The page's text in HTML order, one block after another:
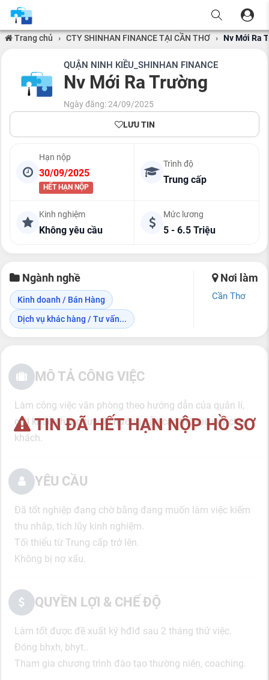
Trang chủ › CTY SHINHAN FINANCE TẠI CẦN THƠ › Nv Mới Ra
QUẬN NINH KIỀU_SHINHAN FINANCE
Nv Mới Ra Trường
Ngày đăng: 24/09/2025
LƯU TIN
Hạn nộp
30/09/2025
HẾT HẠN NỘP
Trình độ
Trung cấp
Kinh nghiệm
Không yêu cầu
Mức lương
5 - 6.5 Triệu
Ngành nghề
Kinh doanh / Bán Hàng
Dịch vụ khác hàng / Tư vấn...
Nơi làm
Cần Thơ
TIN ĐÃ HẾT HẠN NỘP HỒ SƠ
MÔ TẢ CÔNG VIỆC
Làm công việc văn phòng theo hướng dẫn của quản lí,
call khách hàng tư vấn hướng dẫn các thủ tục vay cho
khách.
YÊU CẦU
Đã tốt nghiệp đang chờ bằng đang muốn làm việc kiếm
thu nhâp, tích lũy kinh nghiệm.
Tối thiểu từ Trung cấp trở lên.
Không bị nợ xấu.
QUYỀN LỢI & CHẾ ĐỘ
Làm tốt được đề xuất ký hđlđ sau 2 tháng thử việc.
Đóng bhxh, bhyt..
Tham gia chương trình đào tạo thường niên, coaching.